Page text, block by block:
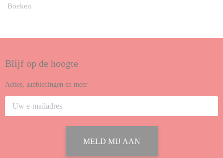
Boeken
Blijf op de hoogte
Acties, aanbiedingen en meer
MELD MIJ AAN